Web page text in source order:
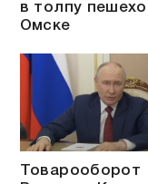
в толпу
Омске
Товарооборот